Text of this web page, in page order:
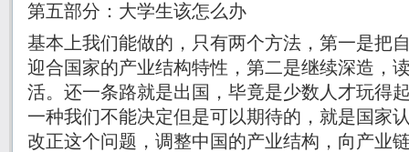
第五部分：大学生该怎么办
基本上我们能做的，只有两个方法，第一是把
迎合国家的产业结构特性，第二是继续深造，
活。还一条路就是出国，毕竟是少数人才玩得
一种我们不能决定但是可以期待的，就是国家
改正这个问题，调整中国的产业结构，向产业